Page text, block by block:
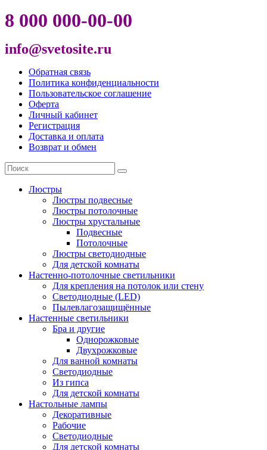
8 000 000-00-00
info@svetosite.ru
Обратная связь
Политика конфиденциальности
Пользовательское соглашение
Оферта
Личный кабинет
Регистрация
Доставка и оплата
Возврат и обмен
Люстры
Люстры подвесные
Люстры потолочные
Люстры хрустальные
Подвесные
Потолочные
Люстры светодиодные
Для детской комнаты
Настенно-потолочные светильники
Для крепления на потолок или стену
Светодиодные (LED)
Пылевлагозащищённые
Настенные светильники
Бра и другие
Однорожковые
Двухрожковые
Для ванной комнаты
Светодиодные
Из гипса
Для детской комнаты
Настольные лампы
Декоративные
Рабочие
Светодиодные
Для детской комнаты